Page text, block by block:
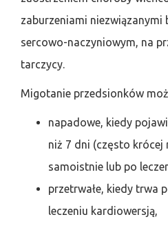
zaburzeniami niezwiązanymi
sercowo-naczyniowym, na
tarczycy.
Migotanie przedsionków
napadowe, kiedy
niż 7 dni (często krócej
samoistnie lub po
przetrwałe, kiedy trwa
leczeniu kardiowersją,